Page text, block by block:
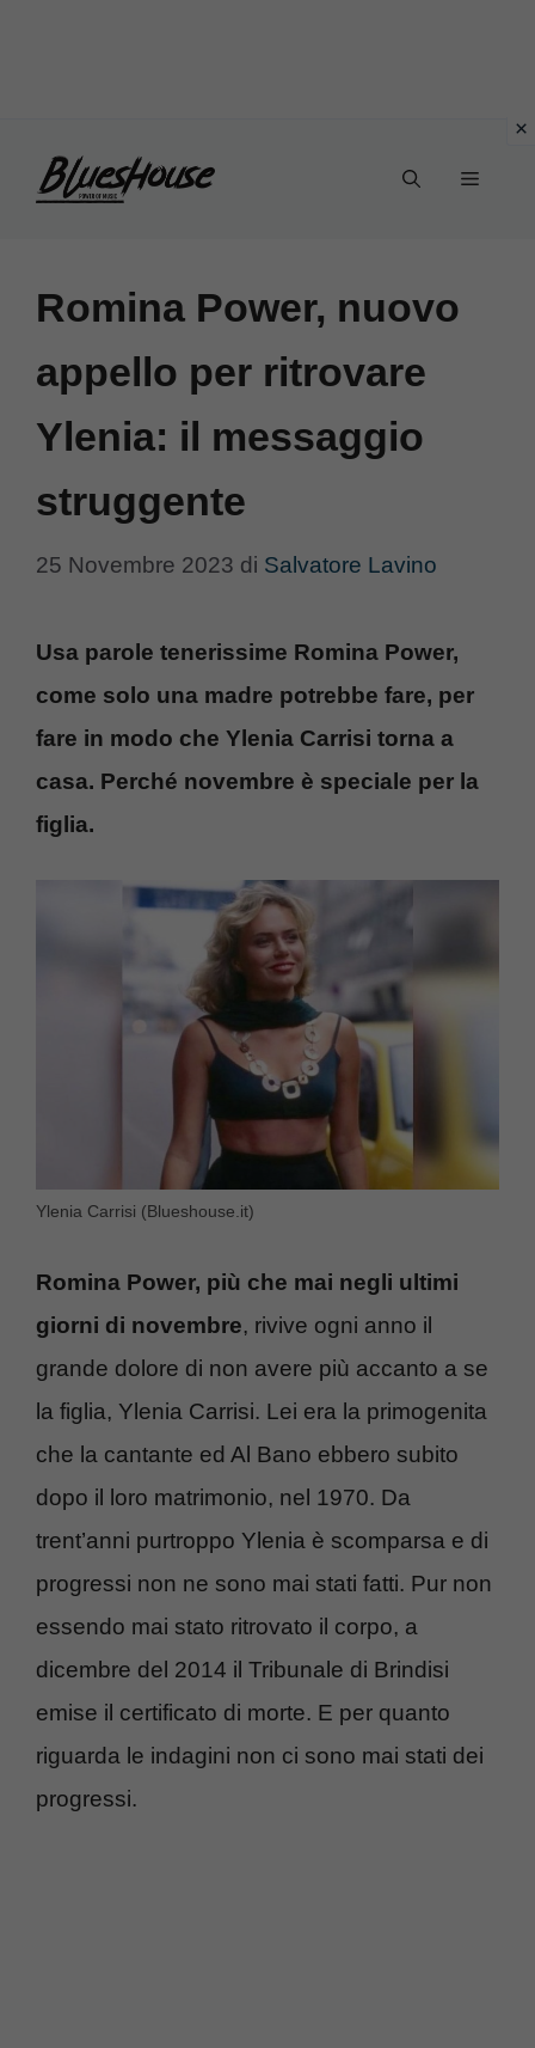
Menu
Romina Power, nuovo
appello per ritrovare
Ylenia: il messaggio
struggente
25 Novembre 2023 di Salvatore Lavino
Usa parole tenerissime Romina Power,
come solo una madre potrebbe fare, per
fare in modo che Ylenia Carrisi torna a
casa. Perché novembre è speciale per la
figlia.
Ylenia Carrisi (Blueshouse.it)
Romina Power, più che mai negli ultimi
giorni di novembre, rivive ogni anno il
grande dolore di non avere più accanto a se
la figlia, Ylenia Carrisi. Lei era la primogenita
che la cantante ed Al Bano ebbero subito
dopo il loro matrimonio, nel 1970. Da
trent’anni purtroppo Ylenia è scomparsa e di
progressi non ne sono mai stati fatti. Pur non
essendo mai stato ritrovato il corpo, a
dicembre del 2014 il Tribunale di Brindisi
emise il certificato di morte. E per quanto
riguarda le indagini non ci sono mai stati dei
progressi.